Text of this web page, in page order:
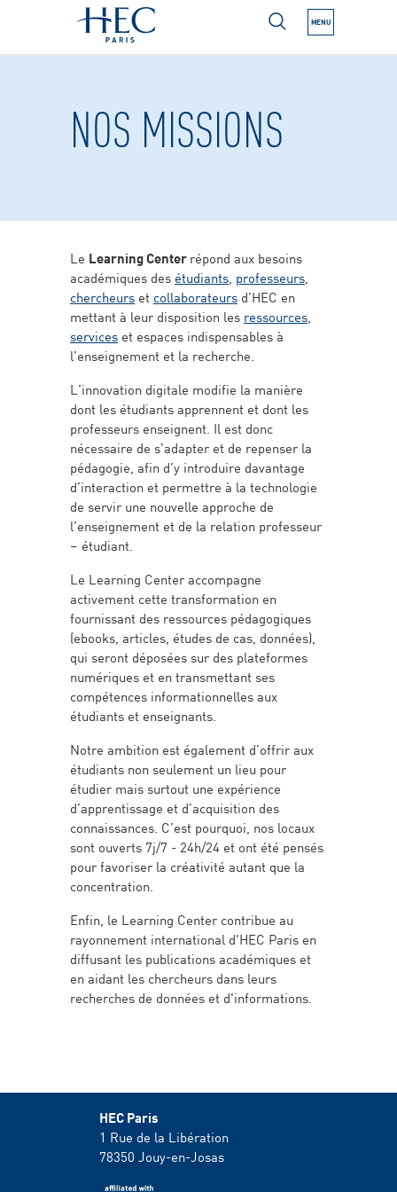
MENU
NEXT SUBMENU
NEXT SUBMENU
NEXT SUBMENU
NEXT SUBMENU
NOS MISSIONS
Le Learning Centerrépond aux besoins
académiques des étudiants, professeurs,
chercheurs et collaborateurs d’HEC en
mettant à leur disposition les ressources,
services et espaces indispensables à
l’enseignement et la recherche.
L’innovation digitale modifie la manière
dont les étudiants apprennent et dont les
professeurs enseignent. Il est donc
nécessaire de s’adapter et de repenser la
pédagogie, afin d’y introduire davantage
d’interaction et permettre à la technologie
de servir une nouvelle approche de
l’enseignement et de la relation professeur
– étudiant.
Le Learning Center accompagne
activement cette transformation en
fournissant des ressources pédagogiques
(ebooks, articles, études de cas, données),
qui seront déposées sur des plateformes
numériques et en transmettant ses
compétences informationnelles aux
étudiants et enseignants.
Notre ambition est également d’offrir aux
étudiants non seulement un lieu pour
étudier mais surtout une expérience
d’apprentissage et d’acquisition des
connaissances. C’est pourquoi, nos locaux
sont ouverts 7j/7 - 24h/24 et ont été pensés
pour favoriser la créativité autant que la
concentration.
Enfin, le Learning Center contribue au
rayonnement international d'HEC Paris en
diffusant les publications académiques et
en aidant les chercheurs dans leurs
recherches de données et d'informations.
HEC Paris
1 Rue de la Libération
78350 Jouy-en-Josas